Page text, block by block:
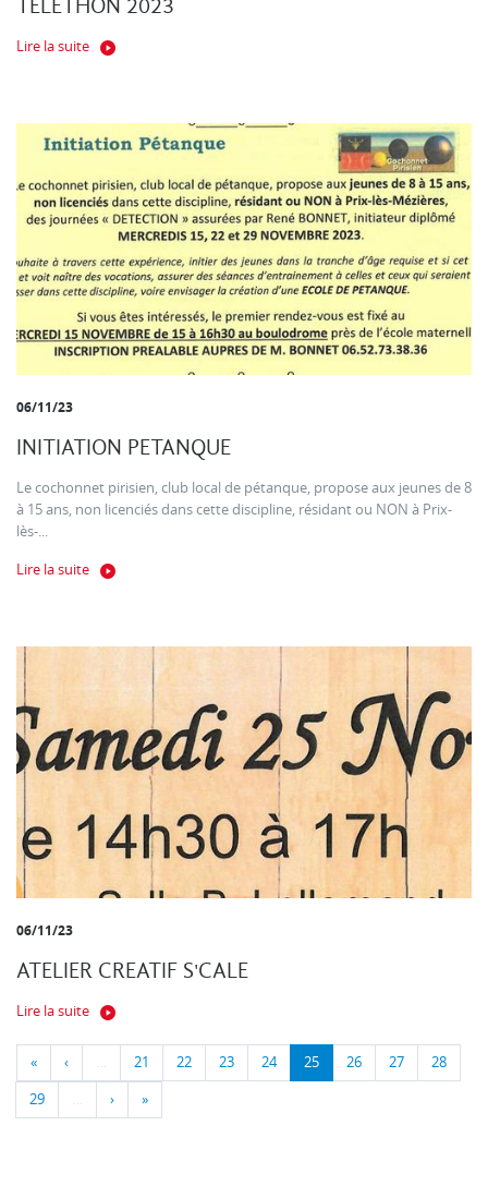
TELETHON 2023
Lire la suite
06/11/23
INITIATION PETANQUE
Le cochonnet pirisien, club local de pétanque, propose aux jeunes de 8
à 15 ans, non licenciés dans cette discipline, résidant ou NON à Prix-
lès-...
Lire la suite
06/11/23
ATELIER CREATIF S'CALE
Lire la suite
« ‹ … 21 22 23 24 25 26 27 28
29 … › »